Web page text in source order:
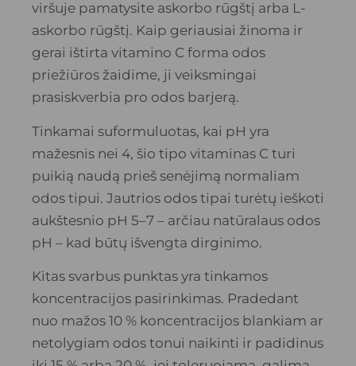
viršuje pamatysite askorbo rūgštį arba L-
askorbo rūgštį. Kaip geriausiai žinoma ir
gerai ištirta vitamino C forma odos
priežiūros žaidime, ji veiksmingai
prasiskverbia pro odos barjerą.
Tinkamai suformuluotas, kai pH yra
mažesnis nei 4, šio tipo vitaminas C turi
puikią naudą prieš senėjimą normaliam
odos tipui. Jautrios odos tipai turėtų ieškoti
aukštesnio pH 5–7 – arčiau natūralaus odos
pH – kad būtų išvengta dirginimo.
Kitas svarbus punktas yra tinkamos
koncentracijos pasirinkimas. Pradedant
nuo mažos 10 % koncentracijos blankiam ar
netolygiam odos tonui naikinti ir padidinus